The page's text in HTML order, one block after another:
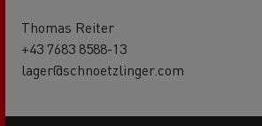
Thomas Reiter
+43 7683 8588-13
lager@schnoetzlinger.com